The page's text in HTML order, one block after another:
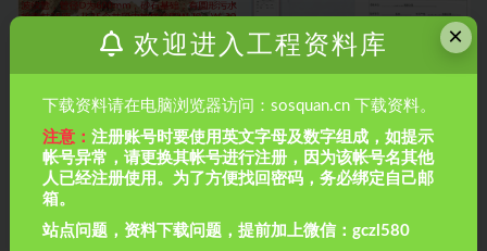
市政管道排水工程如何做闭水试
验？市政管道排水工程如何做闭
水试验？
房建全套归档资料（扫描件）共
19卷13第三卷 施工试验记录及检
×
欢迎进入工程资料库
下载资料请在电脑浏览器访问：sosquan.cn 下载资料。
注意：注册账号时要使用英文字母及数字组成，如提示
帐号异常，请更换其帐号进行注册，因为该帐号名其他
人已经注册使用。为了方便找回密码，务必绑定自己邮
箱。
站点问题，资料下载问题，提前加上微信：gczl580